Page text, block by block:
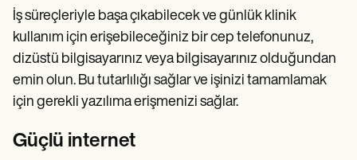
İş süreçleriyle başa çıkabilecek ve günlük klinik
kullanım için erişebileceğiniz bir cep telefonunuz,
dizüstü bilgisayarınız veya bilgisayarınız olduğundan
emin olun. Bu tutarlılığı sağlar ve işinizi tamamlamak
için gerekli yazılıma erişmenizi sağlar.
Güçlü internet